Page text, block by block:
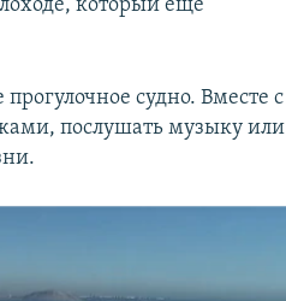
который еще
судно. Вместе с
послушать музыку или